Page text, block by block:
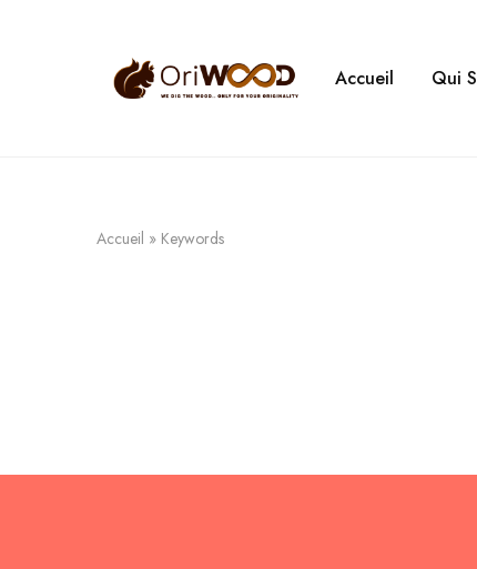
Oriwood
We
Dig
Accueil Qui
Accueil » Keywords